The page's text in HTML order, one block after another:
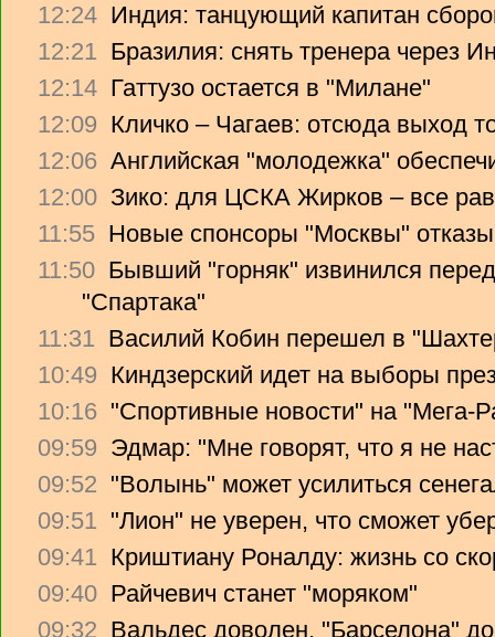
12:24 Индия: танцующий капитан
12:21 Бразилия: снять тренера через
12:14 Гаттузо остается в "Милане"
12:09 Кличко – Чагаев: отсюда выход
12:06 Английская "молодежка"
12:00 Зико: для ЦСКА Жирков – все
11:55 Новые спонсоры "Москвы"
11:50 Бывший "горняк" извинился
"Спартака"
11:31 Василий Кобин перешел в
10:49 Киндзерский идет на выборы
10:16 "Спортивные новости" на "Мега-
09:59 Эдмар: "Мне говорят, что я не
09:52 "Волынь" может усилиться
09:51 "Лион" не уверен, что сможет
09:41 Криштиану Роналду: жизнь со
09:40 Райчевич станет "моряком"
09:32 Вальдес доволен, "Барселона"